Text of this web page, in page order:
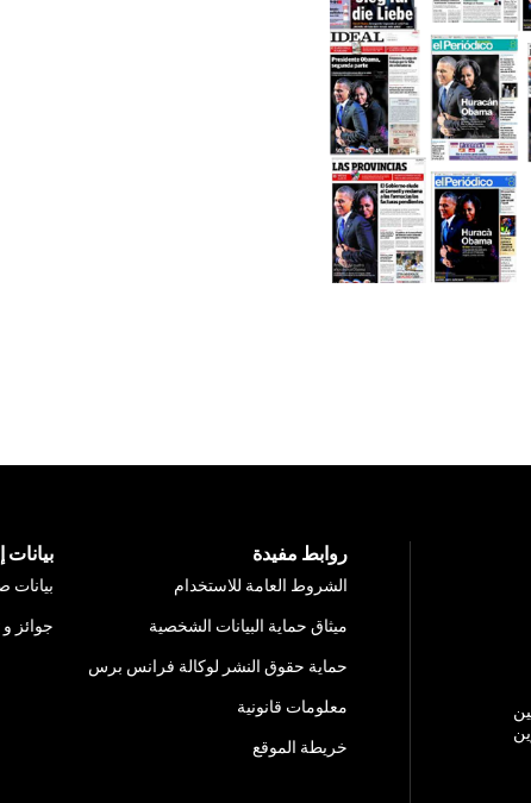
روابط مفيدة
الشروط العامة للاستخدام
ميثاق حماية البيانات الشخصية
حماية حقوق النشر لوكالة فرانس برس
معلومات قانونية
خريطة الموقع
بيانات
بيانات
جوائز